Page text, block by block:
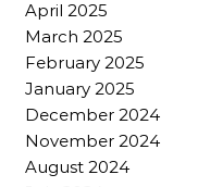
April 2025
March 2025
February 2025
January 2025
December 2024
November 2024
August 2024